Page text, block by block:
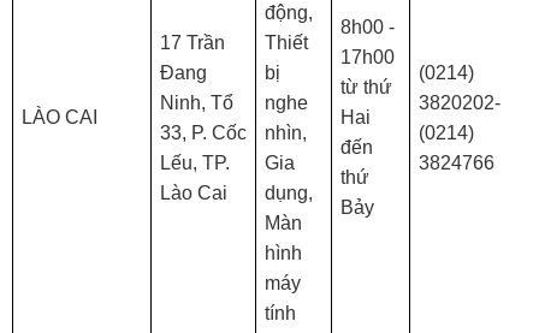
LÀO CAI
17 Trần
Đang
Ninh, Tổ
33, P. Cốc
Lếu, TP.
Lào Cai
động,
Thiết
bị
nghe
nhìn,
Gia
dụng,
Màn
hình
máy
tính
8h00 -
17h00
từ thứ
Hai
đến
thứ
Bảy
(0214)
3820202-
(0214)
3824766